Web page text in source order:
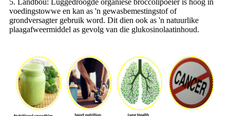
voedingstowwe en kan as 'n gewasbemestingstof of
grondversagter gebruik word. Dit dien ook as 'n natuurlike
plaagafweermiddel as gevolg van die glukosinolaatinhoud.